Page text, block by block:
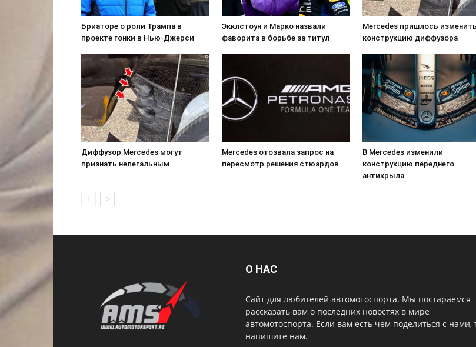
Бриаторе о роли Трампа в
проекте гонки в Нью-Джерси
Экклстоун и Марко назвали
фаворита в борьбе за титул
Mercedes пришлось изменить
конструкцию диффузора
Диффузор Mercedes могут
признать нелегальным
Mercedes отозвала запрос на
пересмотр решения стюардов
В Mercedes изменили
конструкцию переднего
антикрыла
О НАС
Сайт для любителей автомотоспорта. Мы постараемся
рассказать вам о последних новостях в мире
автомотоспорта. Если вам есть чем поделиться с нами,
напишите нам.